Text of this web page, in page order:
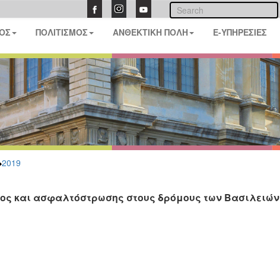
ΠΟΛΙΤΙΣΜΟΣ ΑΝΘΕΚΤΙΚΗ ΠΟΛΗ E-ΥΠΗΡΕΣΙΕΣ
2019
και ασφαλτόστρωσης στους δρόμους των Βασιλειών